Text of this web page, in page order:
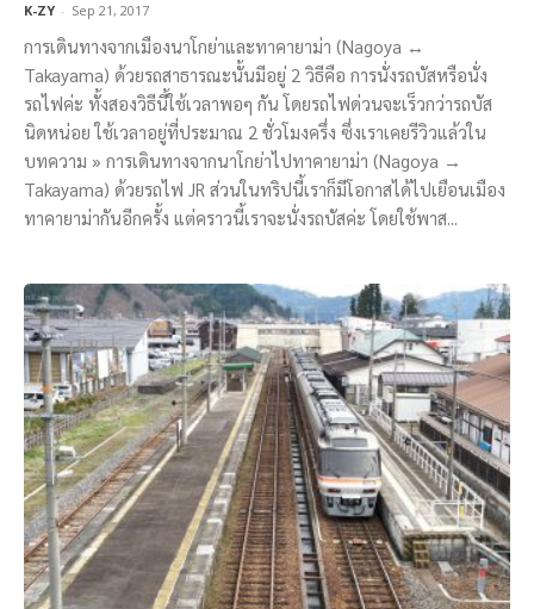
K-ZY - Sep 21, 2017
การเดินทางจากเมืองนาโกย่าและทาคายาม่า (Nagoya ↔
Takayama) ด้วยรถสาธารณะนั้นมีอยู่ 2 วิธีคือ การนั่งรถบัสหรือนั่ง
รถไฟค่ะ ทั้งสองวิธีนี้ใช้เวลาพอๆ กัน โดยรถไฟด่วนจะเร็วกว่ารถบัส
นิดหน่อย ใช้เวลาอยู่ที่ประมาณ 2 ชั่วโมงครึ่ง ซึ่งเราเคยรีวิวแล้วใน
บทความ » การเดินทางจากนาโกย่าไปทาคายาม่า (Nagoya →
Takayama) ด้วยรถไฟ JR ส่วนในทริปนี้เราก็มีโอกาสได้ไปเยือนเมือง
ทาคายาม่ากันอีกครั้ง แต่คราวนี้เราจะนั่งรถบัสค่ะ โดยใช้พาส...